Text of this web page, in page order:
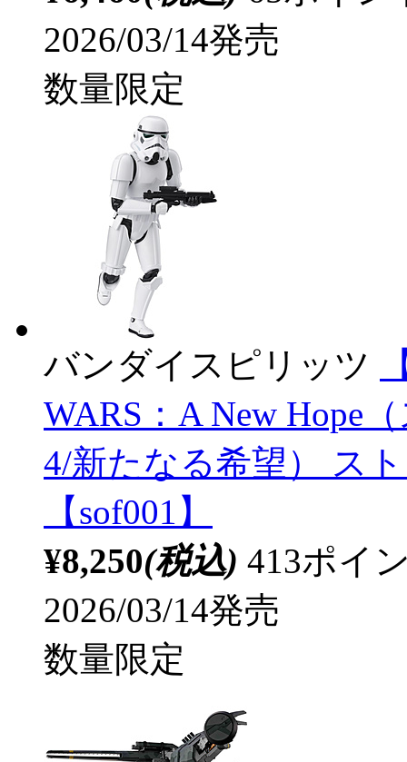
2026/03/14発売
数量限定
バンダイスピリッツ
WARS：A New Hope
4/新たなる希望） ス
【sof001】
¥8,250(税込) 413ポイ
2026/03/14発売
数量限定